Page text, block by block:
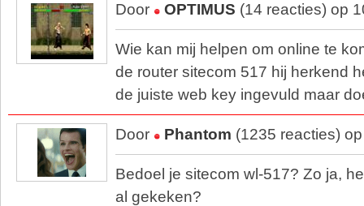
Door OPTIMUS (14 reacties) op
Wie kan mij helpen om online te
de router sitecom 517 hij herkend
de juiste web key ingevuld maar
Door Phantom (1235 reacties)
Bedoel je sitecom wl-517? Zo ja,
al gekeken?